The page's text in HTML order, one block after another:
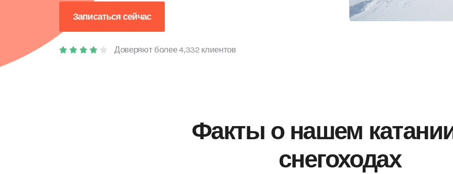
Записаться сейчас
Доверяют более 4,332 клиентов
Факты о нашем
снегоходах